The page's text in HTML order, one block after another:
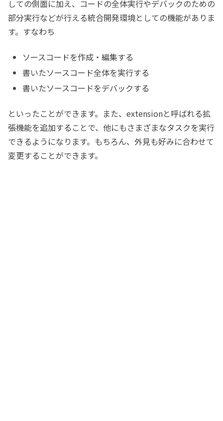
しての側面に加え、コードの全体実行やデバックのための
部分実行などが行える統合開発環境としての機能がありま
す。すなわち
ソースコードを作成・編集する
書いたソースコード全体を実行する
書いたソースコードをデバックする
といったことができます。また、extensionと呼ばれる拡
張機能を追加することで、他にもさまざまなタスクを実行
できるようになります。もちろん、外見も好みに合わせて
変更することができます。